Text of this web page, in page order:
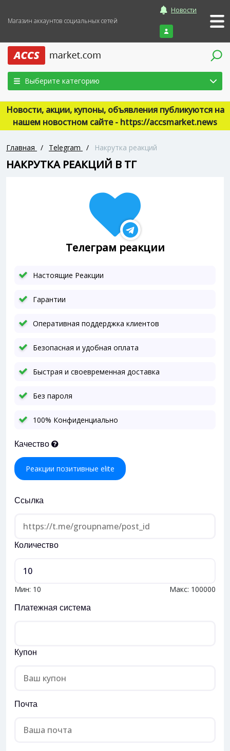
Магазин аккаунтов социальных сетей
Новости
Войти
Выберите категорию
Новости, акции, купоны, объявления публикуются на
нашем новостном сайте - https://accsmarket.news
Главная / Telegram / Накрутка реакций
НАКРУТКА РЕАКЦИЙ В ТГ
Телеграм реакции
Настоящие Реакции
Гарантии
Оперативная поддерджка клиентов
Безопасная и удобная оплата
Быстрая и своевременная доставка
Без пароля
100% Конфиденциально
Качество
Реакции позитивные elite
Ссылка
Количество
Мин: 10 Макс: 100000
Платежная система
Купон
Почта